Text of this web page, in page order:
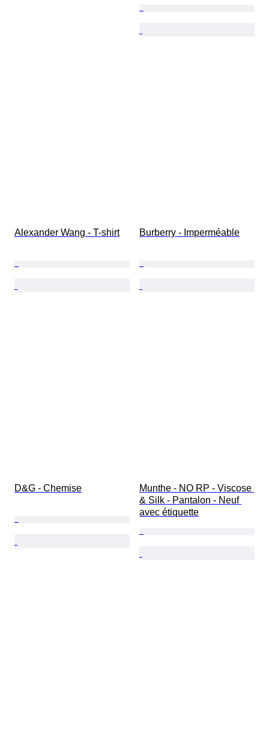
Alexander Wang - T-shirt Burberry - Imperméable
D&G - Chemise
Munthe - NO RP - Viscose
& Silk - Pantalon - Neuf
avec étiquette